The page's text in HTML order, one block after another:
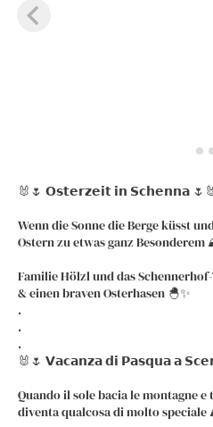
🐰🌷 𝗢𝘀𝘁𝗲𝗿𝘇𝗲𝗶𝘁 𝗶𝗻 𝗦𝗰𝗵𝗲𝗻𝗻𝗮
Wenn die Sonne die Berge küsst
Ostern zu etwas ganz
Familie Hölzl und das
& einen braven Osterhasen 🐣✨
.
.
.
🐰🌷 𝗩𝗮𝗰𝗮𝗻𝘇𝗮 𝗱𝗶 𝗣𝗮𝘀𝗾𝘂𝗮 𝗮
Quando il sole bacia le montagne
diventa qualcosa di molto